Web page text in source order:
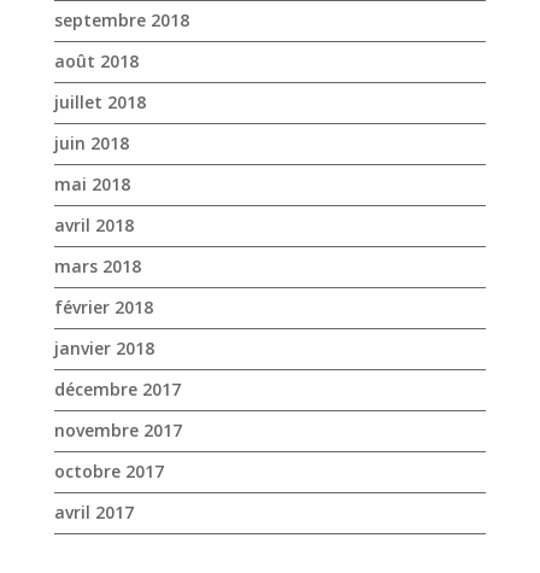
septembre 2018
août 2018
juillet 2018
juin 2018
mai 2018
avril 2018
mars 2018
février 2018
janvier 2018
décembre 2017
novembre 2017
octobre 2017
avril 2017